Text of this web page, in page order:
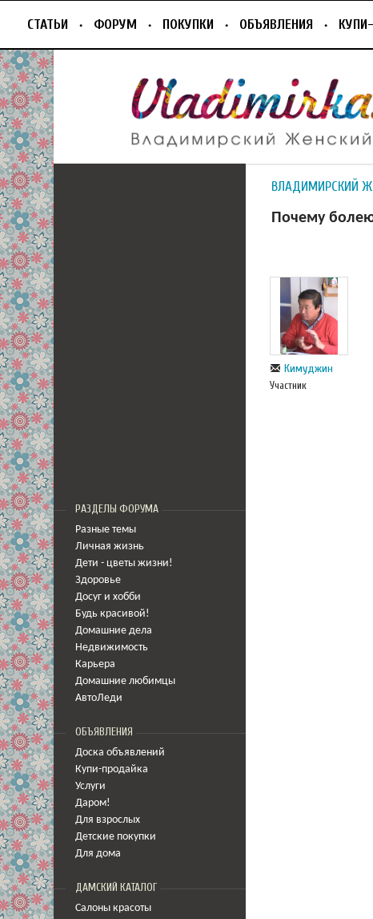
СТАТЬИ ФОРУМ ПОКУПКИ ОБЪЯВЛЕНИЯ
РАЗДЕЛЫ ФОРУМА
Разные темы
Личная жизнь
Дети - цветы жизни!
Здоровье
Досуг и хобби
Будь красивой!
Домашние дела
Недвижимость
Карьера
Домашние любимцы
АвтоЛеди
ОБЪЯВЛЕНИЯ
Доска объявлений
Купи-продайка
Услуги
Даром!
Для взрослых
Детские покупки
Для дома
ДАМСКИЙ КАТАЛОГ
Салоны красоты
ВЛАДИМИРСКИЙ
Почему
Кимуджин
Участник